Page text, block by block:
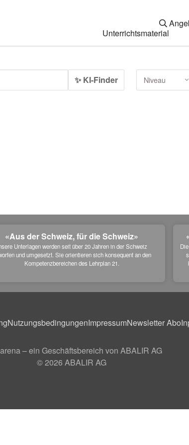
Unterrichtsmaterial
✨ KI-Finder Niveau
«Aus der Schweiz, für die Schweiz»
Unterlagen werden seit über 20 Jahren in der Schweiz
und umgesetzt. Sie orientieren sich konsequent an den
Kompetenzbereichen des Lehrplan 21.
NutzungsbedingungenImpressumNewsletter Abo
– ein Geschäftsbereich von ABALIR AG
© 2026 ABALIR AG